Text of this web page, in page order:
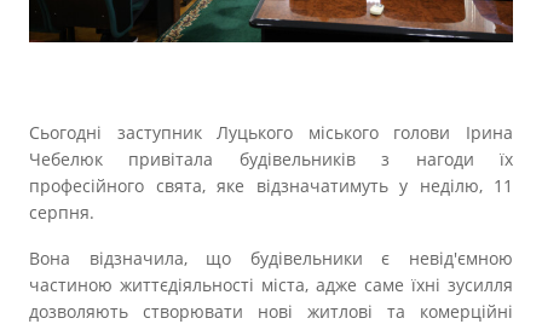
Сьогодні заступник Луцького міського голови Ірина
Чебелюк привітала будівельників з нагоди їх
професійного свята, яке відзначатимуть у неділю, 11
серпня.
Вона відзначила, що будівельники є невід'ємною
частиною життєдіяльності міста, адже саме їхні зусилля
дозволяють створювати нові житлові та комерційні